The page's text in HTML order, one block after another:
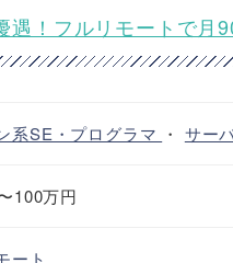
！フルリモートで月
系SE・プログラマ ・ サー
100万円
ート